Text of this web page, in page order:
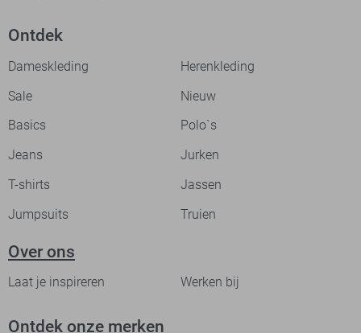
Ontdek
Dameskleding
Herenkleding
Sale
Nieuw
Basics
Polo`s
Jeans
Jurken
T-shirts
Jassen
Jumpsuits
Truien
Over ons
Laat je inspireren Werken bij
Ontdek onze merken